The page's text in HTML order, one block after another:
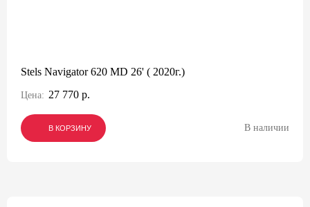
Stels Navigator 620 MD 26' ( 2020г.)
Цена: 27 770 р.
В КОРЗИНУ
В КОРЗИНУ
В КОРЗИНУ В наличии